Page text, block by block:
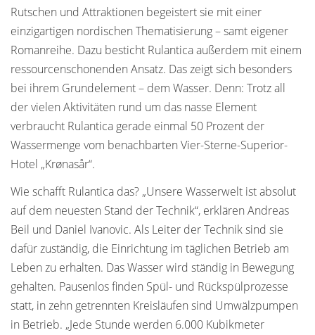
Rutschen und Attraktionen begeistert sie mit einer
einzigartigen nordischen Thematisierung – samt eigener
Romanreihe. Dazu besticht Rulantica außerdem mit einem
ressourcenschonenden Ansatz. Das zeigt sich besonders
bei ihrem Grundelement – dem Wasser. Denn: Trotz all
der vielen Aktivitäten rund um das nasse Element
verbraucht Rulantica gerade einmal 50 Prozent der
Wassermenge vom benachbarten Vier-Sterne-Superior-
Hotel „Krønasår“.
Wie schafft Rulantica das? „Unsere Wasserwelt ist absolut
auf dem neuesten Stand der Technik“, erklären Andreas
Beil und Daniel Ivanovic. Als Leiter der Technik sind sie
dafür zuständig, die Einrichtung im täglichen Betrieb am
Leben zu erhalten. Das Wasser wird ständig in Bewegung
gehalten. Pausenlos finden Spül- und Rückspülprozesse
statt, in zehn getrennten Kreisläufen sind Umwälzpumpen
in Betrieb. „Jede Stunde werden 6.000 Kubikmeter